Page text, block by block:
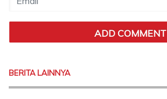
BERITA LAINNYA